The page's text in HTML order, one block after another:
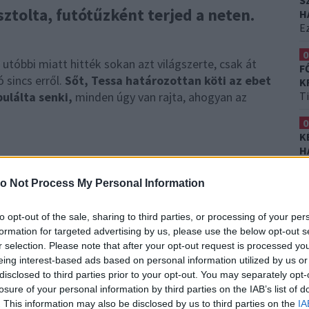
Not Process My Personal Information
opt-out of the sale, sharing to third parties, or processing of your
for targeted advertising by us, please use the below opt-out
selection. Please note that after your opt-out request is processed
interest-based ads based on personal information utilized by us
to third parties prior to your opt-out. You may separately
of your personal information by third parties on the IAB’s list of
This information may also be disclosed by us to third parties on the
futótűzként terjed a neten.
utóbbi miatt hitték sokan azt világszerte, csak át
sincs erről. Sőt, Tessa határozottan köti az ebet
senki, minden úgy van rajta, ahogyan az
fel álmai ruháját. Egy pódiumon nézegette magát
nem photoshoppolt, nem páno, nem élő
a nő a közösségi oldalán.
Segítünk: nézd a nő kezeit!